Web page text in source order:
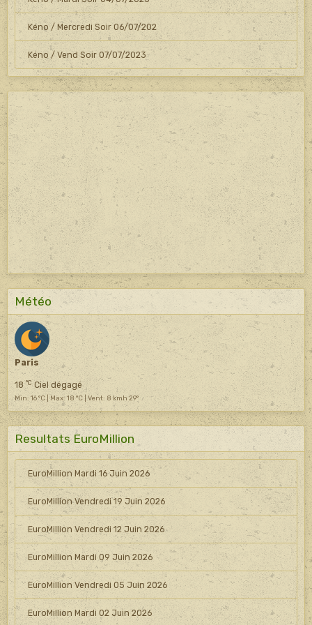
Kéno / Mercredi Soir 06/07/202
Kéno / Vend Soir 07/07/2023
Météo
Paris
18 °C Ciel dégagé
Min: 16 °C | Max: 18 °C | Vent: 8 kmh 29°
Resultats EuroMillion
EuroMillion Mardi 16 Juin 2026
EuroMillion Vendredi 19 Juin 2026
EuroMillion Vendredi 12 Juin 2026
EuroMillion Mardi 09 Juin 2026
EuroMillion Vendredi 05 Juin 2026
EuroMillion Mardi 02 Juin 2026